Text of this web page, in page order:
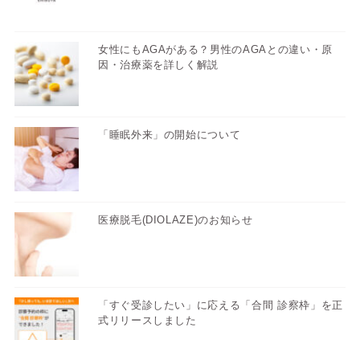
女性にもAGAがある？男性のAGAとの違い・原
因・治療薬を詳しく解説
「睡眠外来」の開始について
医療脱毛(DIOLAZE)のお知らせ
「すぐ受診したい」に応える「合間 診察枠」を正
式リリースしました